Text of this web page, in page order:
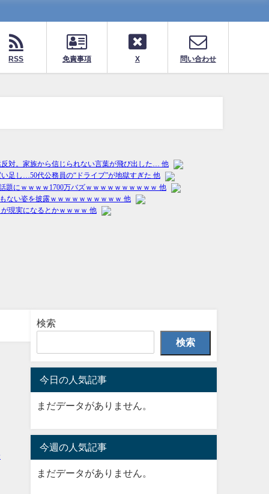
RSS 免責事項 X 問い合わせ
検索
検索
今日の人気記事
まだデータがありません。
今週の人気記事
まだデータがありません。